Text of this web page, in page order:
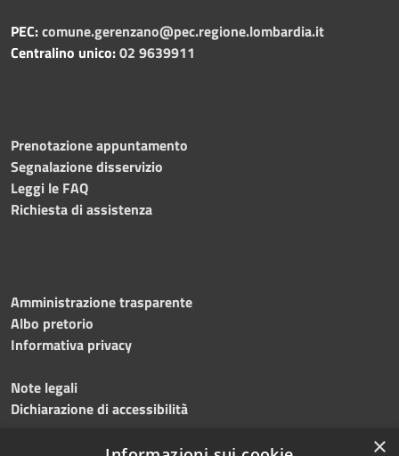
PEC:comune.gerenzano@pec.regione.lombardia.it
Centralino unico:02 9639911
Prenotazione appuntamento
Segnalazione disservizio
Leggi le FAQ
Richiesta di assistenza
Amministrazione trasparente
Albo pretorio
Informativa privacy
Note legali
Dichiarazione di accessibilità
Meccanismo di feedback
×